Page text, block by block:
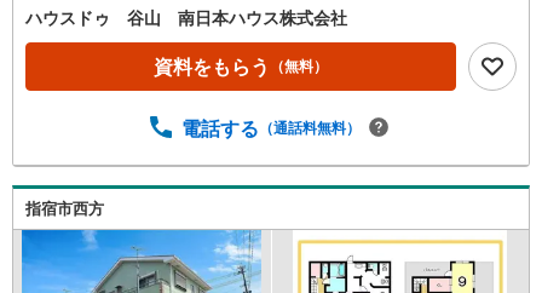
駐車5台可・倉庫付■主な周辺施設・柳田小学校まで徒歩15
分（約1200m）・南指宿中学校まで徒歩37分（約2900
m）・JR二月田駅まで1360m（歩17分）・プラッセだいわ
指宿店まで550m・セブンイレブン指宿西店まで760m・サ
も内覧いただけます！
ハウスドゥ 谷山 南日本ハウス株式会社
資料をもらう （無料）
電話する （通話料無料）
指宿市西方